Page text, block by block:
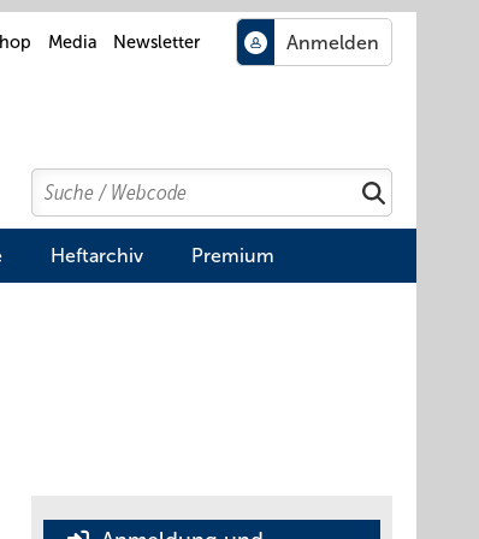
Media Newsletter
Search
Suchen
Heftarchiv Premium